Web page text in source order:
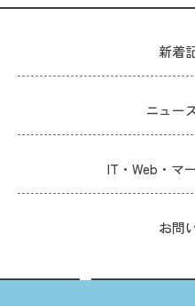
新着
ニュー
IT・Web・マ
お問